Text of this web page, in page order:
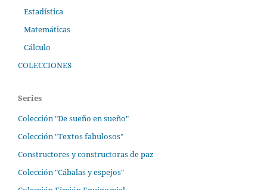
Estadística
Matemáticas
Cálculo
COLECCIONES
Series
Colección "De sueño en sueño"
Colección "Textos fabulosos"
Constructores y constructoras de paz
Colección "Cábalas y espejos"